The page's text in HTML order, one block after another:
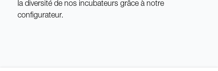
la diversité de nos incubateurs grâce à notre
configurateur.